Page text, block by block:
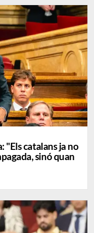
"Els catalans ja no
sinó quan